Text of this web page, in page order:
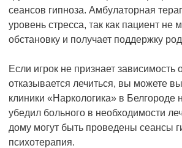
сеансов гипноза. Амбулаторная
уровень стресса, так как пациент не
обстановку и получает поддержку
Если игрок не признает зависимость
отказывается лечиться, вы можете
клиники «Наркологика» в Белгороде
убедил больного в необходимости
дому могут быть проведены сеансы
психотерапия.